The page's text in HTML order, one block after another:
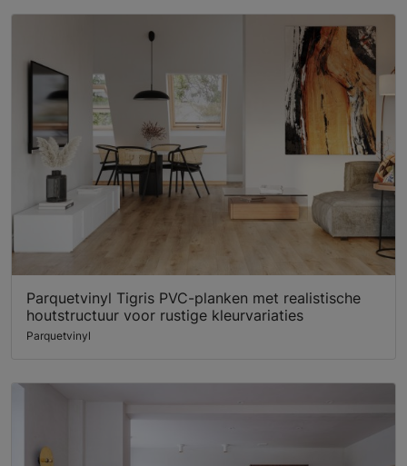
Parquetvinyl Tigris PVC-planken met realistische
houtstructuur voor rustige kleurvariaties
Parquetvinyl